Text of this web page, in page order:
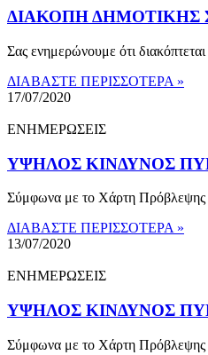
ΔΙΑΚΟΠΗ ΔΗΜΟΤΙΚΗΣ
Σας ενημερώνουμε ότι
ΔΙΑΒΑΣΤΕ ΠΕΡΙΣΣΟΤΕΡΑ »
17/07/2020
ΕΝΗΜΕΡΩΣΕΙΣ
ΥΨΗΛΟΣ ΚΙΝΔΥΝΟΣ
Σύμφωνα με το Χάρτη Πρόβλεψης
ΔΙΑΒΑΣΤΕ ΠΕΡΙΣΣΟΤΕΡΑ »
13/07/2020
ΕΝΗΜΕΡΩΣΕΙΣ
ΥΨΗΛΟΣ ΚΙΝΔΥΝΟΣ
Σύμφωνα με το Χάρτη Πρόβλεψης